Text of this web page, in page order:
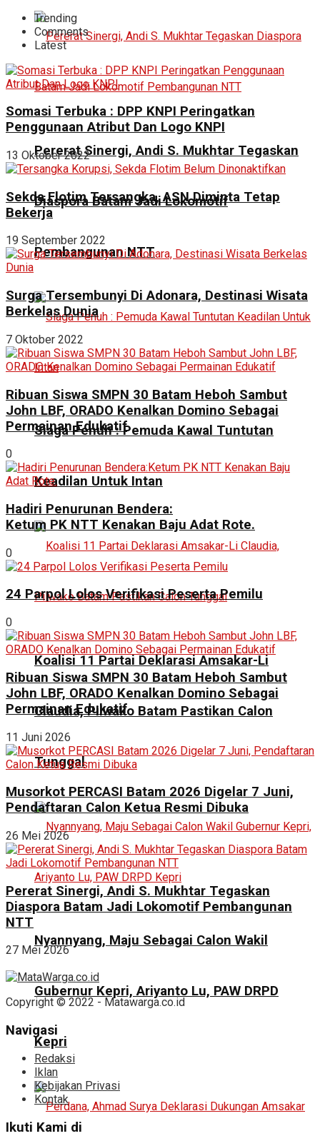
Pererat Sinergi, Andi S. Mukhtar Tegaskan
Diaspora Batam Jadi Lokomotif
Pembangunan NTT
Siaga Penuh : Pemuda Kawal Tuntutan
Keadilan Untuk Intan
Koalisi 11 Partai Deklarasi Amsakar-Li
Claudia, Pilwako Batam Pastikan Calon
Tunggal
Nyannyang, Maju Sebagai Calon Wakil
Gubernur Kepri, Ariyanto Lu, PAW DRPD
Kepri
Trending
Comments
Latest
Somasi Terbuka : DPP KNPI Peringatkan
Penggunaan Atribut Dan Logo KNPI
13 Oktober 2022
Sekda Flotim Tersangka, ASN Diminta Tetap
Bekerja
19 September 2022
Surga Tersembunyi Di Adonara, Destinasi Wisata
Berkelas Dunia
7 Oktober 2022
Ribuan Siswa SMPN 30 Batam Heboh Sambut
John LBF, ORADO Kenalkan Domino Sebagai
Permainan Edukatif
0
Hadiri Penurunan Bendera:
Ketum PK NTT Kenakan Baju Adat Rote.
0
24 Parpol Lolos Verifikasi Peserta Pemilu
0
Ribuan Siswa SMPN 30 Batam Heboh Sambut
John LBF, ORADO Kenalkan Domino Sebagai
Permainan Edukatif
11 Juni 2026
Musorkot PERCASI Batam 2026 Digelar 7 Juni,
Pendaftaran Calon Ketua Resmi Dibuka
26 Mei 2026
Pererat Sinergi, Andi S. Mukhtar Tegaskan
Diaspora Batam Jadi Lokomotif Pembangunan
NTT
27 Mei 2026
Copyright © 2022 - Matawarga.co.id
Navigasi
Redaksi
Iklan
Kebijakan Privasi
Kontak
Ikuti Kami di